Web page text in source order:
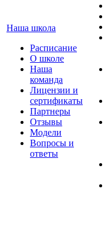
Наша школа
Расписание
О школе
Наша
команда
Лицензии и
сертификаты
Партнеры
Отзывы
Модели
Вопросы и
ответы